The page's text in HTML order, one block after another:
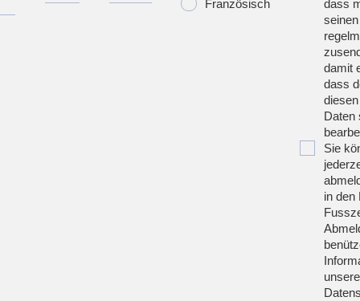
Französisch
dass
damit
dass
Daten
Sie
in den